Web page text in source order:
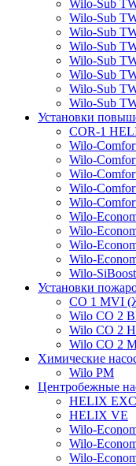
Wilo-Sub
Wilo-Sub
Wilo-Sub
Wilo-Sub
Wilo-Sub
Wilo-Sub
Wilo-Sub
Wilo-Sub
Установки
COR-1
Wilo-
Wilo-
Wilo-
Wilo-
Wilo-
Wilo-
Wilo-
Wilo-
Wilo-
Wilo-
Установки
CO 1 MVI
Wilo CO 2
Wilo CO 2
Wilo CO 2
Химические
Wilo PM
Центробежные
HELIX
HELIX VE
Wilo-
Wilo-
Wilo-